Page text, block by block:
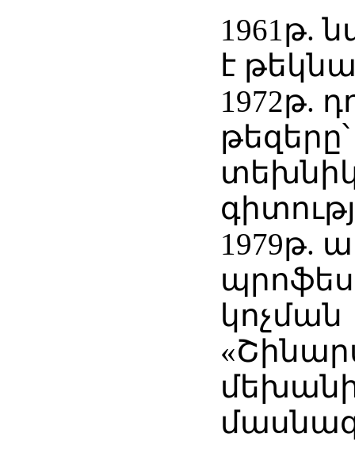
1961թ.
է
1972թ.
թեզերը՝
1979թ.
կոչման